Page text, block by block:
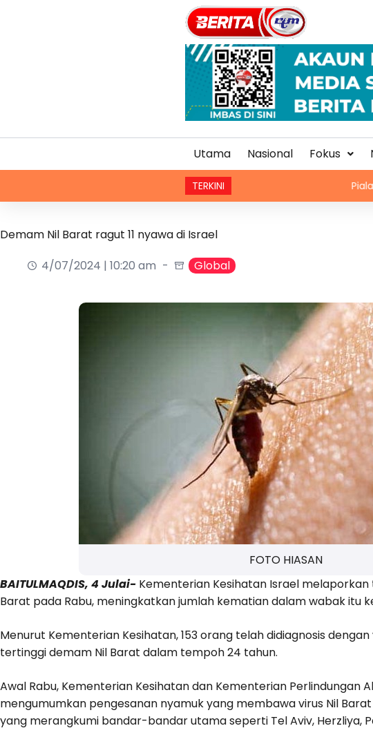
Utama Nasional Fokus
TERKINI Piala Dunia
Demam Nil Barat ragut 11 nyawa di Israel
4/07/2024 | 10:20 am
Global
FOTO HIASAN
BAITULMAQDIS, 4 Julai- Kementerian Kesihatan Israel
Barat pada Rabu, meningkatkan jumlah kematian dalam wabak itu
Menurut Kementerian Kesihatan, 153 orang telah didiagnosis
tertinggi demam Nil Barat dalam tempoh 24 tahun.
Awal Rabu, Kementerian Kesihatan dan Kementerian Perlindungan
mengumumkan pengesanan nyamuk yang membawa virus Nil
yang merangkumi bandar-bandar utama seperti Tel Aviv, Herzliya,